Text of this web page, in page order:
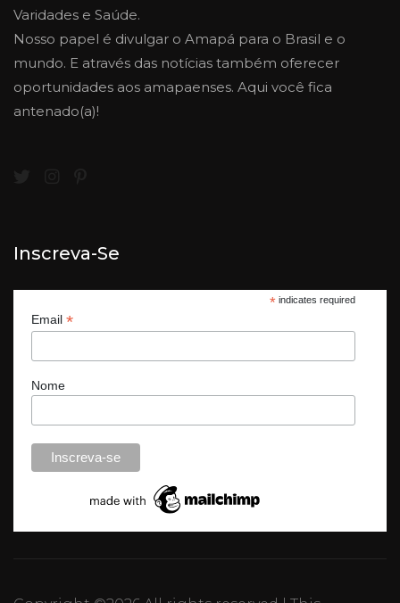
Varidades e Saúde.
Nosso papel é divulgar o Amapá para o Brasil e o
mundo. E através das notícias também oferecer
oportunidades aos amapaenses. Aqui você fica
antenado(a)!
Inscreva-Se
*indicates required
Email *
Nome